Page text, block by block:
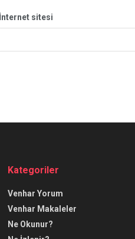
İnternet sitesi
Kategoriler
Venhar Yorum
Venhar Makaleler
Ne Okunur?